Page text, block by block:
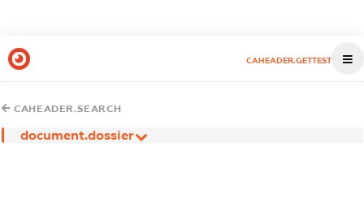
CAHEADER.GETTEST
CAHEADER.SEARCH
document.dossier